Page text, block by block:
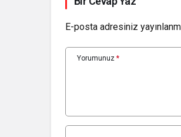
E-posta adresiniz
Yorumunuz *